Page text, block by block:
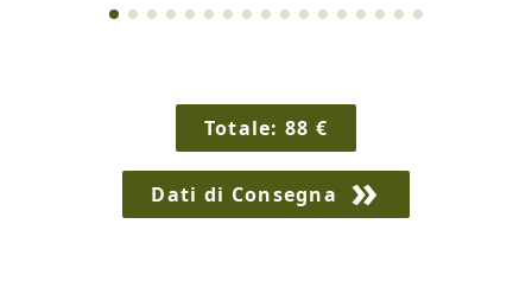
Totale:88 €
Dati di Consegna